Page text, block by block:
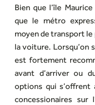
Bien que l’île
que le métro
moyen de transport
la voiture. Lorsqu’on
est fortement
avant d’arriver ou
options qui s’offrent
concessionaires sur